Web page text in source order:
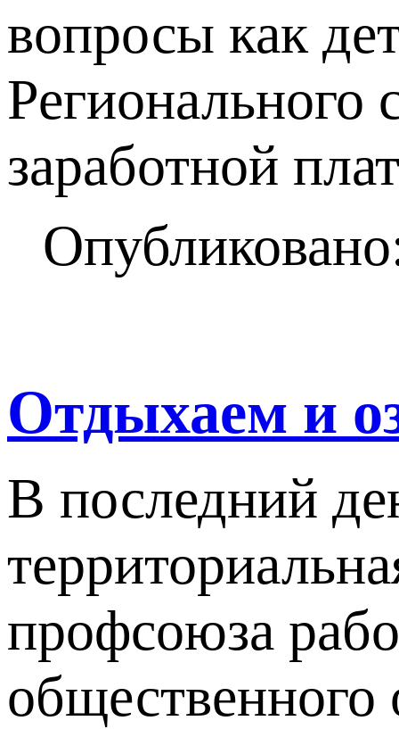
вопросы как
заработной
Отдыхаем и
В последний
профсоюза